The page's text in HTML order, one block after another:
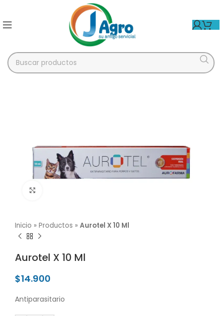
Inicio » Productos » Aurotel X 10 Ml
Aurotel X 10 Ml
$14.900
Antiparasitario